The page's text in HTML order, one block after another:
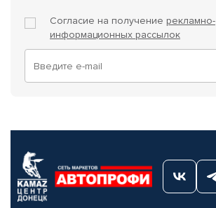
Согласие на получение рекламно-
информационных рассылок